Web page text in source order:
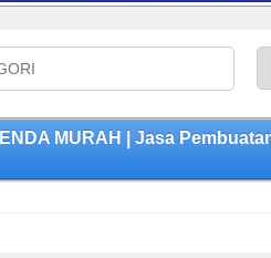
MURAH | Jasa